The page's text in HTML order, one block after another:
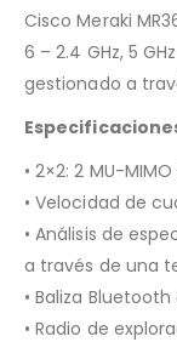
Cisco Meraki
6 – 2.4 GHz, 5
gestionado a
• 2×2: 2 MU-MIMO
• Velocidad de
• Análisis de
a través de una
• Baliza
• Radio de